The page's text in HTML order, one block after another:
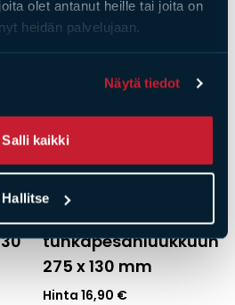
olet antanut heille tai joita on
heidän palvelujaan.
Näytä tiedot
Salli kaikki
Hallitse
Muurausholkki
tuhkapesänluukkuun
275 x 130 mm
Hinta 16,90 €